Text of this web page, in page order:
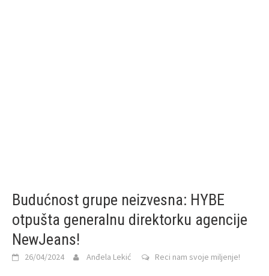
Budućnost grupe neizvesna: HYBE
otpušta generalnu direktorku agencije
NewJeans!
26/04/2024 Anđela Lekić Reci nam svoje miljenje!